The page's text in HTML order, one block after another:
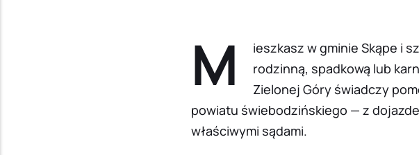
M
ieszkasz w gminie Skąpe i
rodzinną, spadkową lub
Zielonej Góry świadczy
powiatu świebodzińskiego — z
właściwymi sądami.